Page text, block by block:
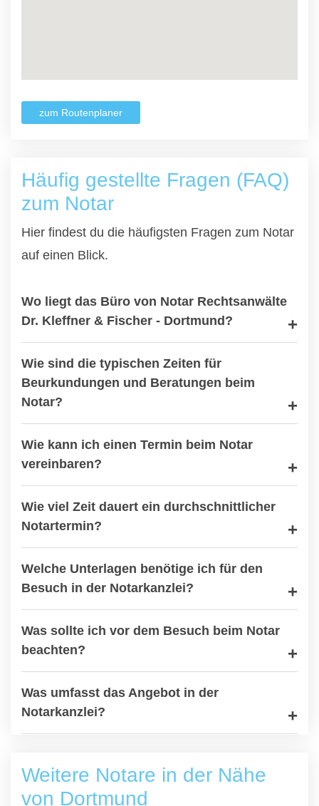
zum Routenplaner
Häufig gestellte Fragen (FAQ)
zum Notar
Hier findest du die häufigsten Fragen zum Notar
auf einen Blick.
Wo liegt das Büro von Notar Rechtsanwälte
Dr. Kleffner & Fischer - Dortmund?
Wie sind die typischen Zeiten für
Beurkundungen und Beratungen beim
Notar?
Wie kann ich einen Termin beim Notar
vereinbaren?
Wie viel Zeit dauert ein durchschnittlicher
Notartermin?
Welche Unterlagen benötige ich für den
Besuch in der Notarkanzlei?
Was sollte ich vor dem Besuch beim Notar
beachten?
Was umfasst das Angebot in der
Notarkanzlei?
Weitere Notare in der Nähe
von Dortmund